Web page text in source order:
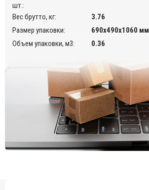
шт.:
Вес брутто, кг:
3.76
Размер упаковки:
690х490х1060 мм
Объем упаковки, м3:
0.36